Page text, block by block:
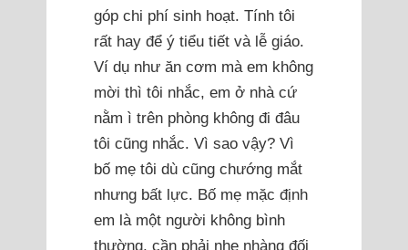
góp chi phí sinh hoạt. Tính tôi
rất hay để ý tiểu tiết và lễ giáo.
Ví dụ như ăn cơm mà em không
mời thì tôi nhắc, em ở nhà cứ
nằm ì trên phòng không đi đâu
tôi cũng nhắc. Vì sao vậy? Vì
bố mẹ tôi dù cũng chướng mắt
nhưng bất lực. Bố mẹ mặc định
em là một người không bình
thường, cần phải nhẹ nhàng đối